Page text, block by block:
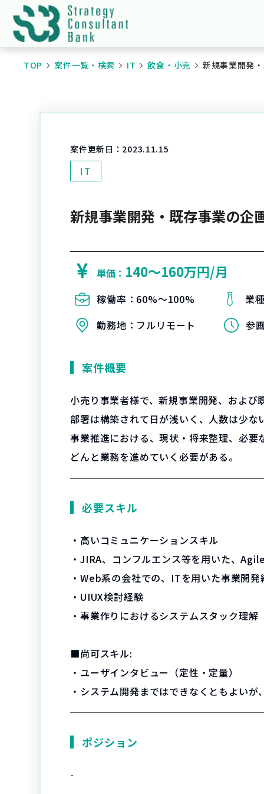
TOP 案件一覧・検索 IT 飲食・小売 新規事業開発
案件更新日： 2023.11.15
IT
新規事業開発・既存事業の企
単価： 140〜160万円/月
稼働率： 60%〜100%
業
勤務地： フルリモート 参
案件概要
小売り事業者様で、新規事業開発、およ
部署は構築されて日が浅いく、人数は少
事業推進における、現状・将来整理、必
どんと業務を進めていく必要がある。
必要スキル
・高いコミュニケーションスキル
・JIRA、コンフルエンス等を用いた、
・Web系の会社での、ITを用いた事業開発
・UIUX検討経験
・事業作りにおけるシステムスタック理解
■尚可スキル:
・ユーザインタビュー（定性・定量）
・システム開発まではできなくともよい
ポジション
-